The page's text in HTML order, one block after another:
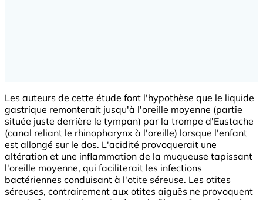
Les auteurs de cette étude font l'hypothèse que le liquide
gastrique remonterait jusqu'à l'oreille moyenne (partie
située juste derrière le tympan) par la trompe d'Eustache
(canal reliant le rhinopharynx à l'oreille) lorsque l'enfant
est allongé sur le dos. L'acidité provoquerait une
altération et une inflammation de la muqueuse tapissant
l'oreille moyenne, qui faciliterait les infections
bactériennes conduisant à l'otite séreuse. Les otites
séreuses, contrairement aux otites aiguës ne provoquent